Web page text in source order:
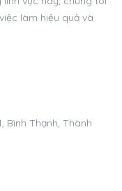
làm hiệu quả và
Bình Thạnh, Thành